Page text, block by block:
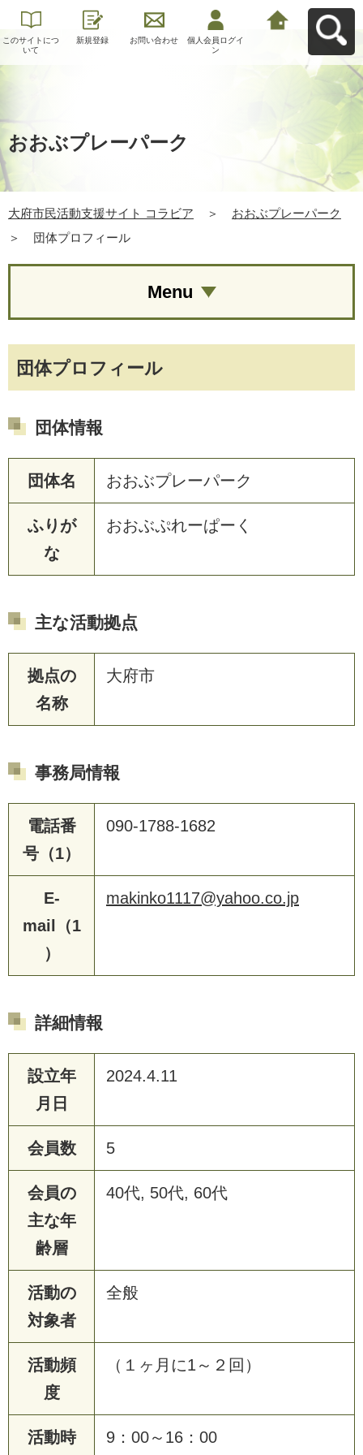
このサイトにつ
いて
新規登録 お問い合わせ
個人会員ログイ
ン
おおぶプレーパーク
大府市民活動支援サイト コラビア ＞
おおぶプレーパーク
＞
団体プロフィール
団体プロフィール
団体情報
団体名 おおぶプレーパーク
ふりが
な
おおぶぷれーぱーく
主な活動拠点
拠点の
名称
大府市
事務局情報
電話番
号（1）
090-1788-1682
E-
mail（1
）
makinko1117@yahoo.co.jp
詳細情報
設立年
月日
2024.4.11
会員数 5
会員の
主な年
齢層
40代, 50代, 60代
活動の
対象者
全般
活動頻
度
（１ヶ月に1～２回）
活動時 9：00～16：00
Menu